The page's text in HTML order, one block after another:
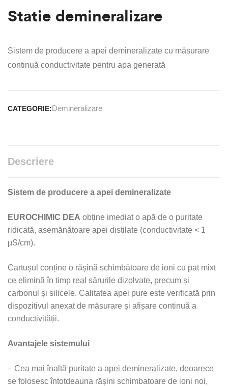
Statie demineralizare
Sistem de producere a apei demineralizate cu măsurare
continuă conductivitate pentru apa generată
CATEGORIE:Demineralizare
Descriere
Sistem de producere a apei demineralizate
EUROCHIMIC DEA obține imediat o apă de o puritate
ridicată, asemănătoare apei distilate (conductivitate < 1
µS/cm).
Cartușul conține o rășină schimbătoare de ioni cu pat mixt
ce elimină în timp real sărurile dizolvate, precum și
carbonul și silicele. Calitatea apei pure este verificată prin
dispozitivul anexat de măsurare și afișare continuă a
conductivității.
Avantajele sistemului
– Cea mai înaltă puritate a apei demineralizate, deoarece
se folosesc întotdeauna rășini schimbatoare de ioni noi,